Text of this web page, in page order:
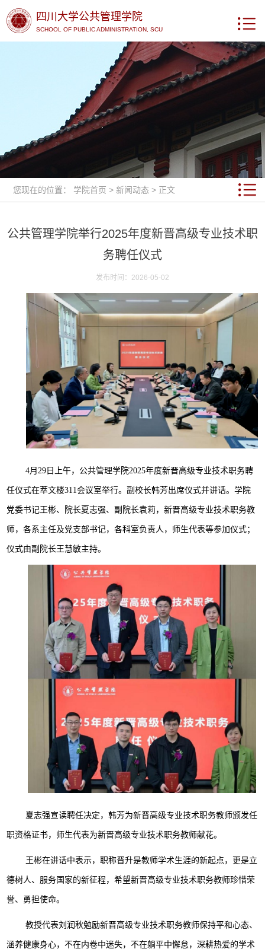
四川大学公共管理学院
SCHOOL OF PUBLIC ADMINISTRATION, SCU
您现在的位置： 学院首页 >新闻动态 > 正文
公共管理学院举行2025年度新晋高级专业技术职
务聘任仪式
发布时间：2026-05-02
4月29日上午，公共管理学院2025年度新晋高级专业技术职务聘
任仪式在萃文楼311会议室举行。副校长韩芳出席仪式并讲话。学院
党委书记王彬、院长夏志强、副院长袁莉，新晋高级专业技术职务教
师，各系主任及党支部书记，各科室负责人，师生代表等参加仪式；
仪式由副院长王慧敏主持。
夏志强宣读聘任决定，韩芳为新晋高级专业技术职务教师颁发任
职资格证书，师生代表为新晋高级专业技术职务教师献花。
王彬在讲话中表示，职称晋升是教师学术生涯的新起点，更是立
德树人、服务国家的新征程，希望新晋高级专业技术职务教师珍惜荣
誉、勇担使命。
教授代表刘润秋勉励新晋高级专业技术职务教师保持平和心态、
涵养健康身心，不在内卷中迷失，不在躺平中懈怠，深耕热爱的学术